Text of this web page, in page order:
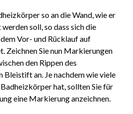
so an die Wand, wie er
soll, so dass sich die
Vor- und Rücklauf auf
Zeichnen Sie nun Markierungen
den Rippen des
an. Je nachdem wie viele
hat, sollten Sie für
eine Markierung anzeichnen.